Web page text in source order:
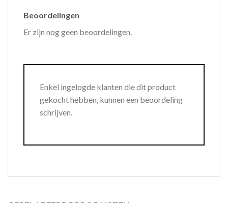
Beoordelingen
Er zijn nog geen beoordelingen.
Enkel ingelogde klanten die dit product
gekocht hebben, kunnen een beoordeling
schrijven.